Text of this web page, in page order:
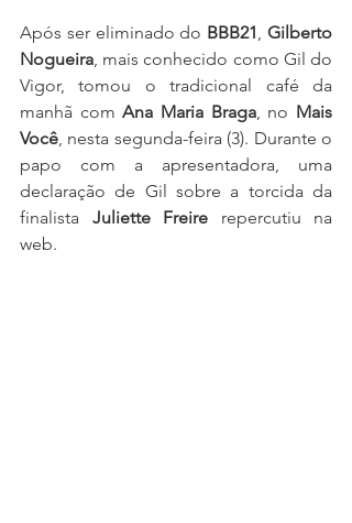
Após ser eliminado do BBB21 , Gilberto
Nogueira , mais conhecido como Gil do
Vigor, tomou o tradicional café da
manhã com Ana Maria Braga, no Mais
Você , nesta segunda-feira (3). Durante o
papo com a apresentadora, uma
declaração de Gil sobre a torcida da
finalista Juliette Freire repercutiu na
web.